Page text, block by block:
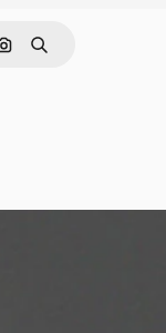
Nach Bild suchen
Suchen